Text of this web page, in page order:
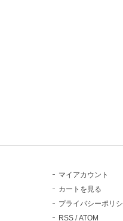
マイアカウント
カートを見る
プライバシーポリ
RSS /ATOM